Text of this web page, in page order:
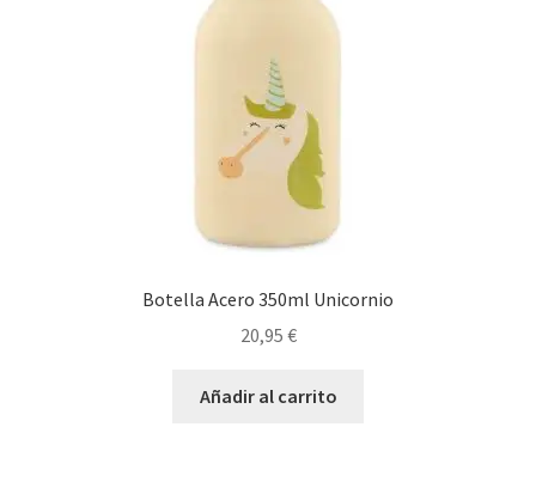
Botella Acero 350ml Unicornio
20,95 €
Añadir al carrito